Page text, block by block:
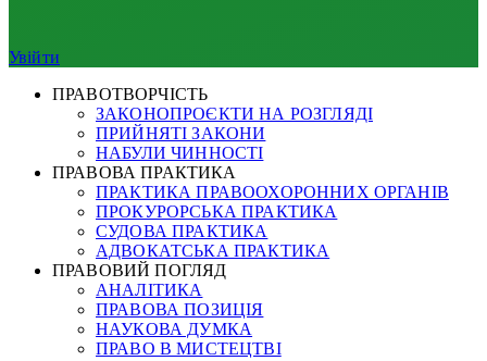
Увійти
ПРАВОТВОРЧІСТЬ
ЗАКОНОПРОЄКТИ НА РОЗГЛЯДІ
ПРИЙНЯТІ ЗАКОНИ
НАБУЛИ ЧИННОСТІ
ПРАВОВА ПРАКТИКА
ПРАКТИКА ПРАВООХОРОННИХ ОРГАНІВ
ПРОКУРОРСЬКА ПРАКТИКА
СУДОВА ПРАКТИКА
АДВОКАТСЬКА ПРАКТИКА
ПРАВОВИЙ ПОГЛЯД
АНАЛІТИКА
ПРАВОВА ПОЗИЦІЯ
НАУКОВА ДУМКА
ПРАВО В МИСТЕЦТВІ